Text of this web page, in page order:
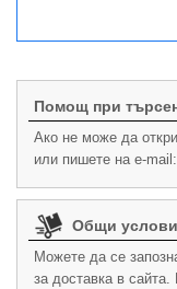
Помощ при
Ако не може да
или пишете на e-mail:
Общи
Можете да се
за доставка в